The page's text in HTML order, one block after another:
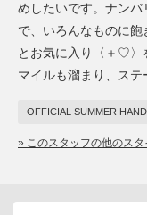
めしたいです。ナン
で、いろんなものに
とお気に入り〈＋♡〉
マイルも溜まり、ス
OFFICIAL SUMMER
» このスタッフの他のス